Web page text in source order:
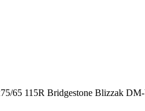
65 115R Bridgestone Blizzak